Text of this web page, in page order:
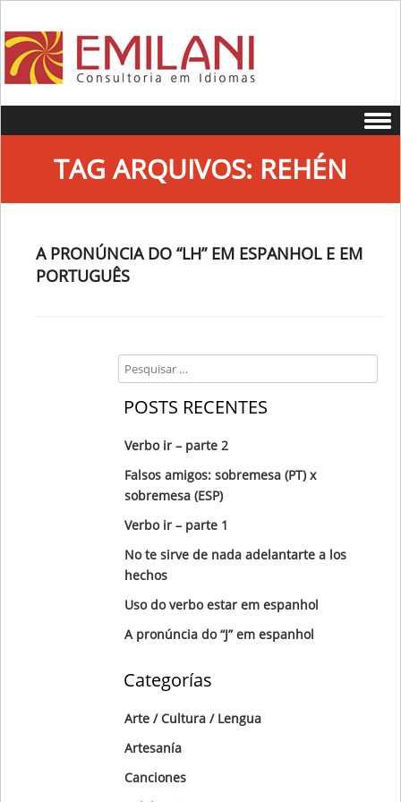
TAG ARQUIVOS: REHÉN
A PRONÚNCIA DO “LH” EM ESPANHOL E EM
PORTUGUÊS
Search
POSTS RECENTES
Verbo ir – parte 2
Falsos amigos: sobremesa (PT) x
sobremesa (ESP)
Verbo ir – parte 1
No te sirve de nada adelantarte a los
hechos
Uso do verbo estar em espanhol
A pronúncia do “J” em espanhol
Categorías
Arte / Cultura / Lengua
Artesanía
Canciones